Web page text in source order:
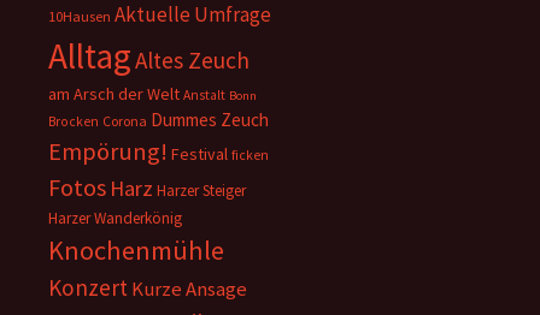
10Hausen Aktuelle Umfrage
AlltagAltes Zeuch
am Arsch der Welt Anstalt Bonn
Brocken Corona Dummes Zeuch
Empörung! Festival ficken
Fotos Harz Harzer Steiger
Harzer Wanderkönig
Knochenmühle
KonzertKurze Ansage